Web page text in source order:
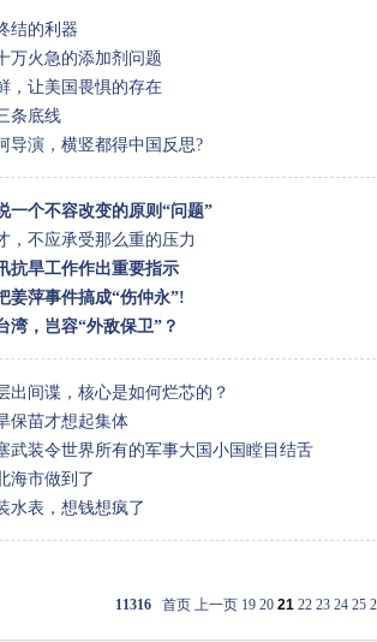
结的利器
万火急的添加剂问题
，让美国畏惧的存在
条底线
导演，横竖都得中国反思?
一个不容改变的原则“问题”
，不应承受那么重的压力
抗旱工作作出重要指示
姜萍事件搞成“伤仲永”!
湾，岂容“外敌保卫”？
出间谍，核心是如何烂芯的？
保苗才想起集体
武装令世界所有的军事大国小国瞠目结舌
海市做到了
水表，想钱想疯了
11316 首页 上一页 19 20 21 22 23 24 25